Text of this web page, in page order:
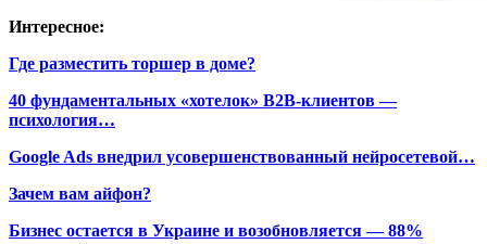
Интересное:
Где разместить торшер в доме?
40 фундаментальных «хотелок» B2B-клиентов —
психология…
Google Ads внедрил усовершенствованный нейросетевой…
Зачем вам айфон?
Бизнес остается в Украине и возобновляется — 88%